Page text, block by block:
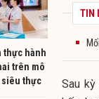
thực hành
trên mô
siêu thực
TIN
Sau